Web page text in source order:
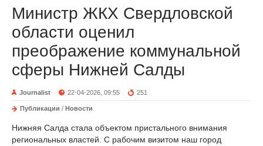
Министр ЖКХ Свердловской
области оценил
преображение коммунальной
сферы Нижней Салды
Journalist 22-04-2026, 09:55 251
Публикации / Новости
Нижняя Салда стала объектом пристального внимания
региональных властей. С рабочим визитом наш город